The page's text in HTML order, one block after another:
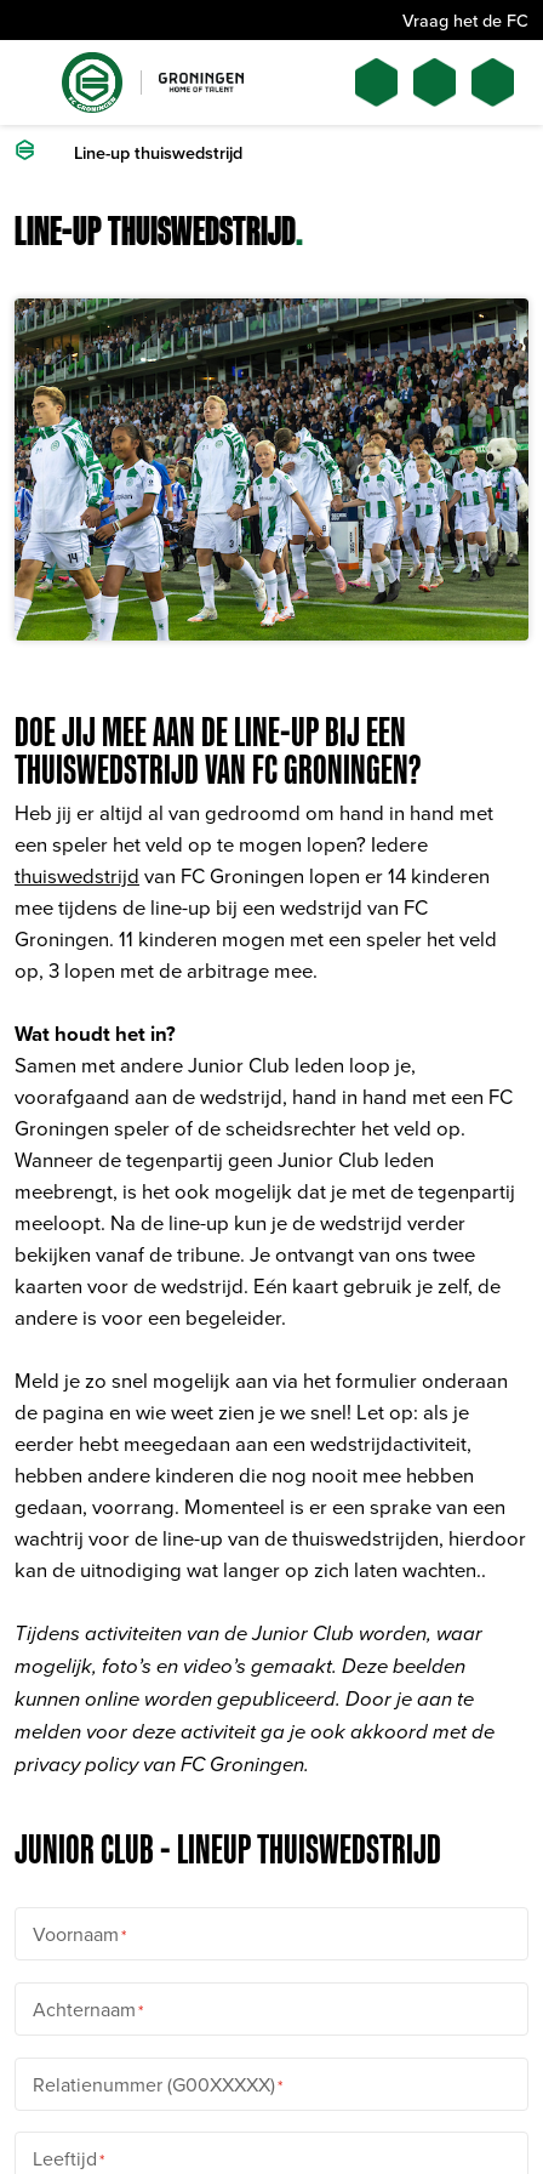
Vraag het de FC
Line-up thuiswedstrijd
LINE-UP THUISWEDSTRIJD.
DOE JIJ MEE AAN DE LINE-UP BIJ EEN
THUISWEDSTRIJD VAN FC GRONINGEN?
Heb jij er altijd al van gedroomd om hand in hand met
een speler het veld op te mogen lopen? Iedere
thuiswedstrijd van FC Groningen lopen er 14 kinderen
mee tijdens de line-up bij een wedstrijd van FC
Groningen. 11 kinderen mogen met een speler het veld
op, 3 lopen met de arbitrage mee.
Wat houdt het in?
Samen met andere Junior Club leden loop je,
voorafgaand aan de wedstrijd, hand in hand met een FC
Groningen speler of de scheidsrechter het veld op.
Wanneer de tegenpartij geen Junior Club leden
meebrengt, is het ook mogelijk dat je met de tegenpartij
meeloopt. Na de line-up kun je de wedstrijd verder
bekijken vanaf de tribune. Je ontvangt van ons twee
kaarten voor de wedstrijd. Eén kaart gebruik je zelf, de
andere is voor een begeleider.
Meld je zo snel mogelijk aan via het formulier onderaan
de pagina en wie weet zien je we snel! Let op: als je
eerder hebt meegedaan aan een wedstrijdactiviteit,
hebben andere kinderen die nog nooit mee hebben
gedaan, voorrang. Momenteel is er een sprake van een
wachtrij voor de line-up van de thuiswedstrijden, hierdoor
kan de uitnodiging wat langer op zich laten wachten..
Tijdens activiteiten van de Junior Club worden, waar
mogelijk, foto’s en video’s gemaakt. Deze beelden
kunnen online worden gepubliceerd. Door je aan te
melden voor deze activiteit ga je ook akkoord met de
privacy policy van FC Groningen.
JUNIOR CLUB - LINEUP THUISWEDSTRIJD
Voornaam
Achternaam
Relatienummer (G00XXXXX)
Leeftijd